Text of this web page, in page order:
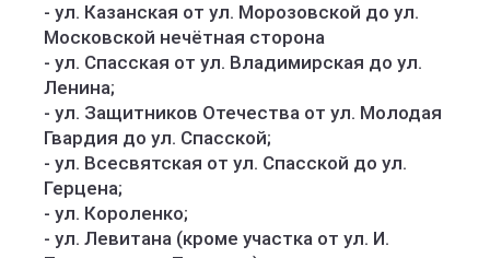
- ул. Казанская от ул. Морозовской до ул.
Московской нечётная сторона
- ул. Спасская от ул. Владимирская до ул.
Ленина;
- ул. Защитников Отечества от ул. Молодая
Гвардия до ул. Спасской;
- ул. Всесвятская от ул. Спасской до ул.
Герцена;
- ул. Короленко;
- ул. Левитана (кроме участка от ул. И.